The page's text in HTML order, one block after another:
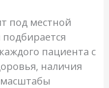
под местной
подбирается
пациента с
наличия